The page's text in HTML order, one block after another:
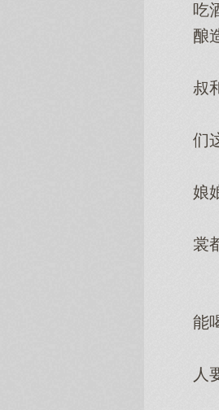
吃
酿
叔
们
娘
裳
“
能
人